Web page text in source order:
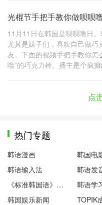
光棍节手把手教你做呗呗
11月11日在韩国是呗呗噜日。
尤其是妹子们，喜欢自己做巧
友。下面的视频手把手教你怎
噜”的巧克力棒。播主是个疯癫
点
热门专题
韩语漫画
韩语输入法
韩语发
《标准韩国语》第一册
韩语学
韩国娱乐新闻
TOPIK